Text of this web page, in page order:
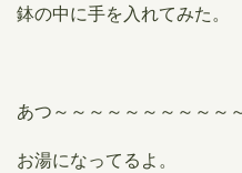
鉢の中に手を入れてみた。
あつ～～～～～～～～～～
お湯になってるよ。